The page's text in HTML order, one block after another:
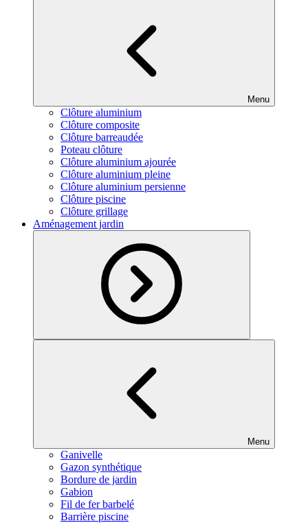
Menu
Clôture aluminium
Clôture composite
Clôture barreaudée
Poteau clôture
Clôture aluminium ajourée
Clôture aluminium pleine
Clôture aluminium persienne
Clôture piscine
Clôture grillage
Aménagement jardin
Menu
Ganivelle
Gazon synthétique
Bordure de jardin
Gabion
Fil de fer barbelé
Barrière piscine